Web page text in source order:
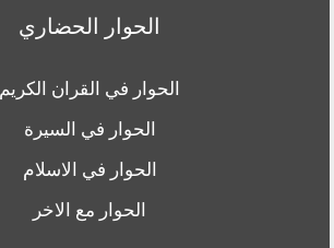
الحوار الحضاري
الحوار في القران الكريم
الحوار في السيرة
الحوار في الاسلام
الحوار مع الاخر